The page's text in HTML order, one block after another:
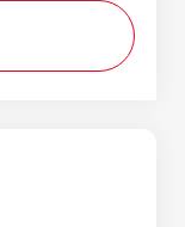
て形にする。
質・コスト・